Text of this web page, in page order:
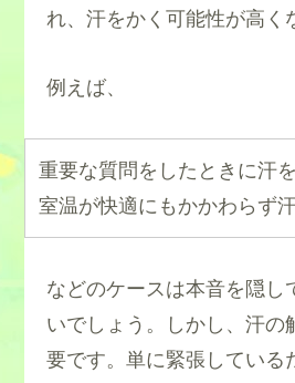
れ、汗をかく可能性が高く
例えば、
重要な質問をしたときに汗
室温が快適にもかかわらず
などのケースは本音を隠し
いでしょう。しかし、汗の
要です。単に緊張している